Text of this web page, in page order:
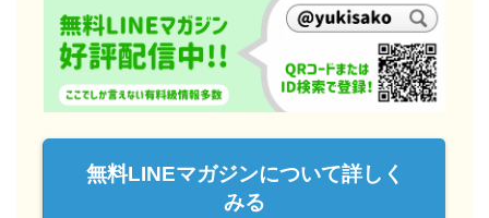
無料LINEマガジンについて詳しく
みる